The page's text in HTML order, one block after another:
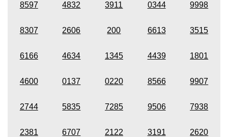
8597 4832 3911 0344 9998
8307 2606 200 6613 3515
6166 4634 1345 4439 1801
4600 0137 0220 8566 9907
2744 5835 7285 9506 7938
2381 6707 2122 3191 2620